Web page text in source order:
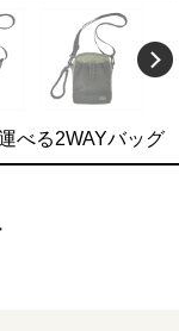
べる2WAYバッグ